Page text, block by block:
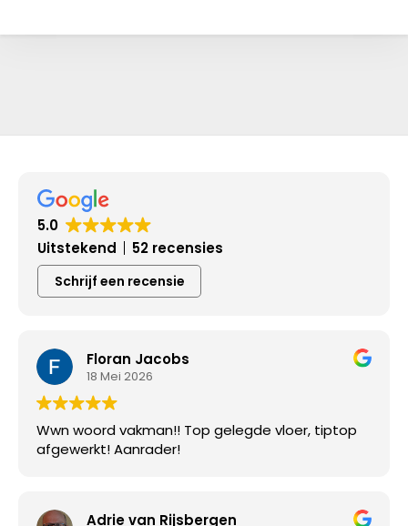
5.0
Uitstekend
52 recensies
Schrijf een recensie
Floran Jacobs
18 Mei 2026
Wwn woord vakman!! Top gelegde vloer, tiptop
afgewerkt! Aanrader!
Adrie van Rijsbergen